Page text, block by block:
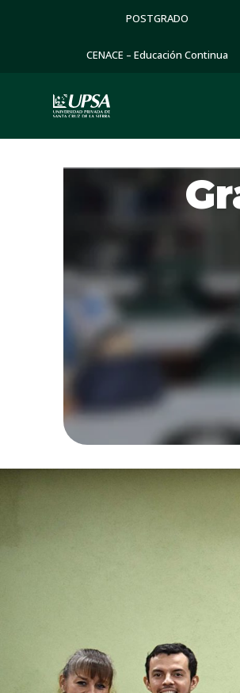
POSTGRADO
CENACE – Educación Continua